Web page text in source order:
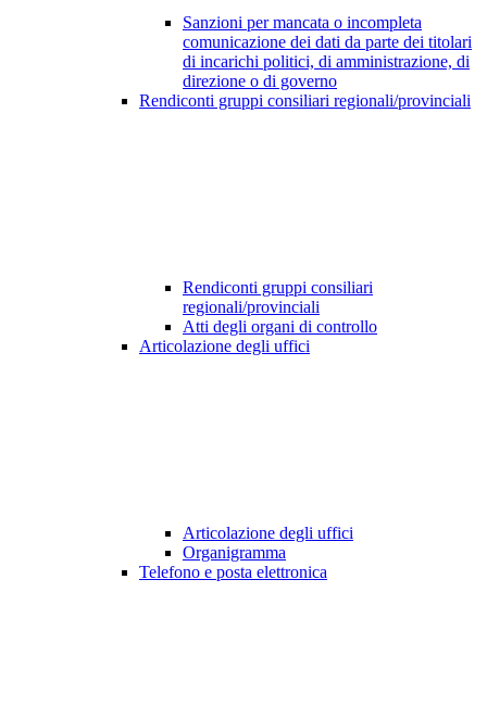
Sanzioni per mancata o incompleta
comunicazione dei dati da parte dei titolari
di incarichi politici, di amministrazione, di
direzione o di governo
Rendiconti gruppi consiliari regionali/provinciali
Rendiconti gruppi consiliari
regionali/provinciali
Atti degli organi di controllo
Articolazione degli uffici
Articolazione degli uffici
Organigramma
Telefono e posta elettronica